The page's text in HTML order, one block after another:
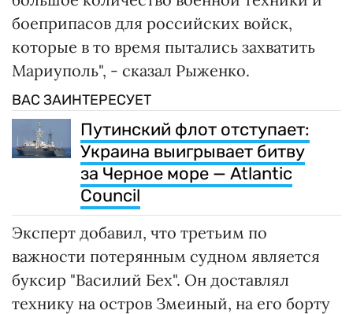
боеприпасов для российских войск,
которые в то время пытались захватить
Мариуполь", - сказал Рыженко.
ВАС ЗАИНТЕРЕСУЕТ
Путинский флот отступает:
Украина выигрывает битву
за Черное море — Atlantic
Council
Эксперт добавил, что третьим по
важности потерянным судном является
буксир "Василий Бех". Он доставлял
технику на остров Змеиный, на его борту